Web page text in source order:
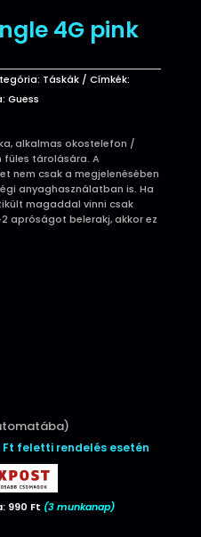
4G pink
Táskák
Címkék:
Guess
alkalmas okostelefon /
tárolására. A
nem csak a megjelenésében
anyaghasználatban is. Ha
magaddal vinni csak
apróságot belerakj, akkor ez
Ft feletti rendelés esetén
990 Ft (3 munkanap)